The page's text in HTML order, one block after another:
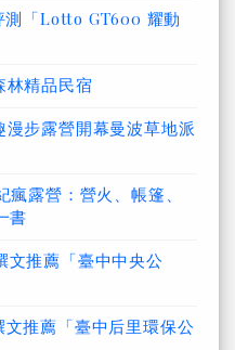
「Lotto GT600 耀動
林精品民宿
步露營開幕曼波草地派
露營：營火、帳篷、
書
文推薦「臺中中央公
推薦「臺中后里環保公